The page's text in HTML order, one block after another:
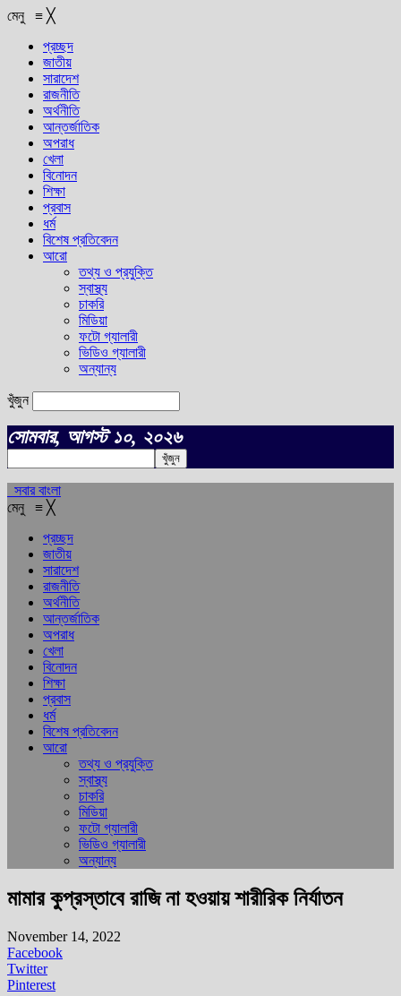
মেনু ≡ ╳
প্রচ্ছদ
জাতীয়
সারাদেশ
রাজনীতি
অর্থনীতি
আন্তর্জাতিক
অপরাধ
খেলা
বিনোদন
শিক্ষা
প্রবাস
ধর্ম
বিশেষ প্রতিবেদন
আরো
তথ্য ও প্রযুক্তি
স্বাস্থ্য
চাকরি
মিডিয়া
ফটো গ্যালারী
ভিডিও গ্যালারী
অন্যান্য
খুঁজুন
সোমবার, আগস্ট ১০, ২০২৬
সবার বাংলা
মেনু ≡ ╳
প্রচ্ছদ
জাতীয়
সারাদেশ
রাজনীতি
অর্থনীতি
আন্তর্জাতিক
অপরাধ
খেলা
বিনোদন
শিক্ষা
প্রবাস
ধর্ম
বিশেষ প্রতিবেদন
আরো
তথ্য ও প্রযুক্তি
স্বাস্থ্য
চাকরি
মিডিয়া
ফটো গ্যালারী
ভিডিও গ্যালারী
অন্যান্য
মামার কুপ্রস্তাবে রাজি না হওয়ায় শারীরিক নির্যাতন
November 14, 2022
Facebook
Twitter
Pinterest